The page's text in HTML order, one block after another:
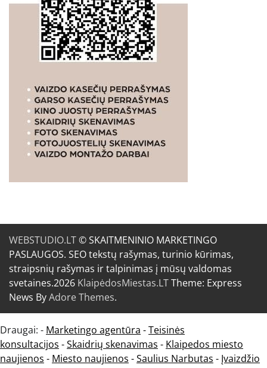
WEBSTUDIO.LT© SKAITMENINIO MARKETINGO
PASLAUGOS. SEO tekstų rašymas, turinio kūrimas,
straipsnių rašymas ir talpinimas į mūsų valdomas
svetaines.2026 KlaipėdosMiestas.LTTheme: Express
News ByAdore Themes.
Draugai: - Marketingo agentūra -Teisinės
konsultacijos -Skaidrių skenavimas - Klaipedos miesto
naujienos - Miesto naujienos -Saulius Narbutas - Įvaizdžio